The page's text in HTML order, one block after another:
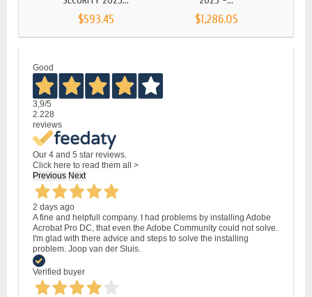
$593.45 $1,286.05
Good
3,9/5
2.228
reviews
Our 4 and 5 star reviews.
Click here to read them all >
Previous Next
2 days ago
A fine and helpfull company. I had problems by installing Adobe
Acrobat Pro DC, that even the Adobe Community could not solve.
I'm glad with there advice and steps to solve the installing
problem. Joop van der Sluis.
Verified buyer